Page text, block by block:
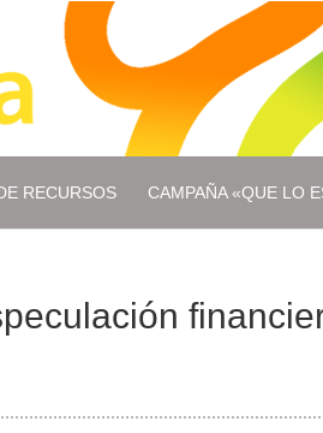
RECURSOS CAMPAÑA «QUE LO